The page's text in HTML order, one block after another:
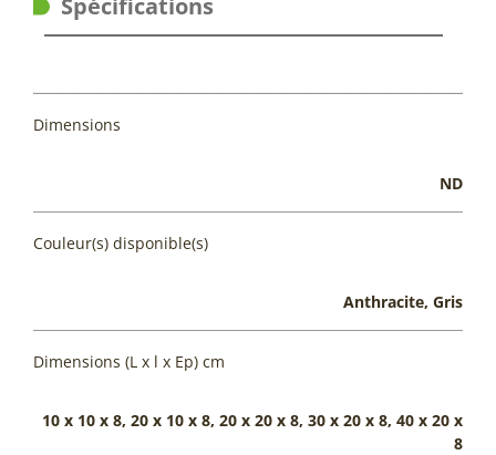
Dimensions
ND
Couleur(s) disponible(s)
Anthracite, Gris
Dimensions (L x l x Ep) cm
10 x 10 x 8, 20 x 10 x 8, 20 x 20 x 8, 30 x 20 x 8, 40 x 20 x
8